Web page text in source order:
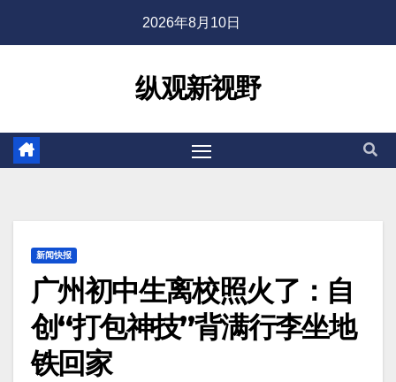
2026年8月10日
纵观新视野
新闻快报
广州初中生离校照火了：自
创“打包神技”背满行李坐地
铁回家